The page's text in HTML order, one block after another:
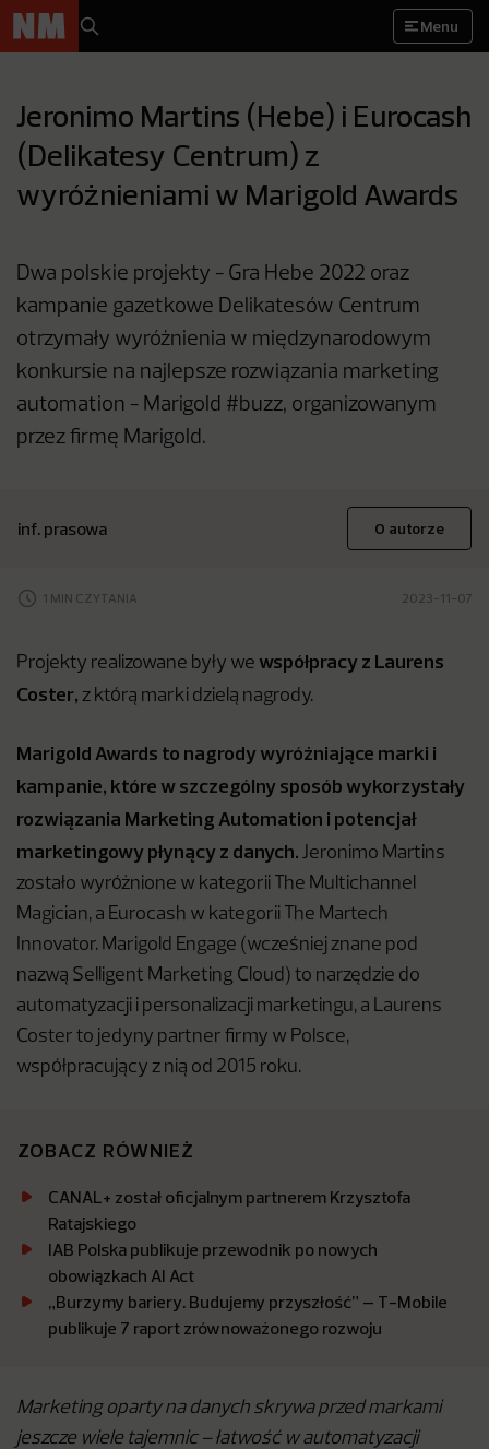
Menu
Jeronimo Martins (Hebe) i Eurocash
(Delikatesy Centrum) z
wyróżnieniami w Marigold Awards
Dwa polskie projekty - Gra Hebe 2022 oraz
kampanie gazetkowe Delikatesów Centrum
otrzymały wyróżnienia w międzynarodowym
konkursie na najlepsze rozwiązania marketing
automation - Marigold #buzz, organizowanym
przez firmę Marigold.
inf. prasowa O autorze
1 MIN CZYTANIA 2023-11-07
Projekty realizowane były we współpracy z Laurens
Coster, z którą marki dzielą nagrody.
Marigold Awards to nagrody wyróżniające marki i
kampanie, które w szczególny sposób wykorzystały
rozwiązania Marketing Automation i potencjał
marketingowy płynący z danych. Jeronimo Martins
zostało wyróżnione w kategorii The Multichannel
Magician, a Eurocash w kategorii The Martech
Innovator. Marigold Engage (wcześniej znane pod
nazwą Selligent Marketing Cloud) to narzędzie do
automatyzacji i personalizacji marketingu, a Laurens
Coster to jedyny partner firmy w Polsce,
współpracujący z nią od 2015 roku.
ZOBACZ RÓWNIEŻ
CANAL+ został oficjalnym partnerem Krzysztofa
Ratajskiego
IAB Polska publikuje przewodnik po nowych
obowiązkach AI Act
„Burzymy bariery. Budujemy przyszłość” – T-Mobile
publikuje 7 raport zrównoważonego rozwoju
Marketing oparty na danych skrywa przed markami
jeszcze wiele tajemnic – łatwość w automatyzacji